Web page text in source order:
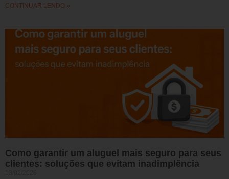
CONTINUAR LENDO »
Como garantir um aluguel mais seguro para seus
clientes: soluções que evitam inadimplência